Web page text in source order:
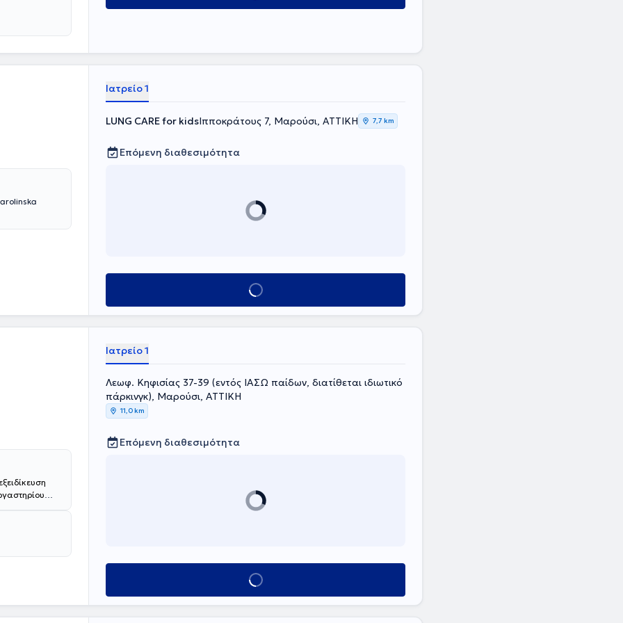
Ιατρείο 1
LUNG CARE for kidsΙπποκράτους 7, Μαρούσι, ΑΤΤΙΚΗ 7,7 km
Επόμενη διαθεσιμότητα
Κλείσε ραντεβού
του
Αθηνών
και Ευρώπη)
Ιατρείο 1
Λεωφ. Κηφισίας 37-39 (εντός ΙΑΣΩ παίδων, διατίθεται ιδιωτικό
πάρκινγκ), Μαρούσι, ΑΤΤΙΚΗ
11,0 km
Επόμενη διαθεσιμότητα
Κλείσε ραντεβού